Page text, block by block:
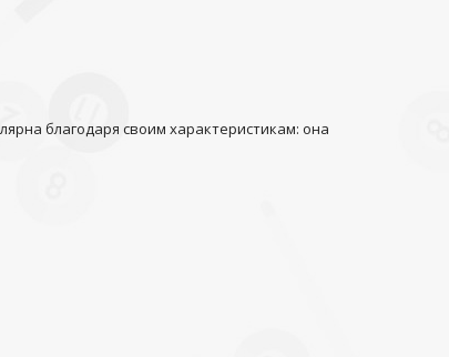
благодаря своим характеристикам: она